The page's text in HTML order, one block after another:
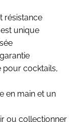
résistance
unique
pour cocktails,
en main et un
ou collectionner